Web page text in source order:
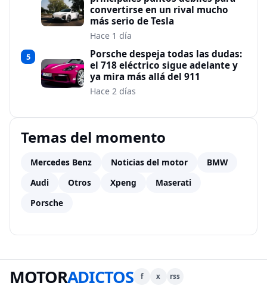
convertirse en un rival mucho
más serio de Tesla
Hace 1 día
5
Porsche despeja todas las dudas:
el 718 eléctrico sigue adelante y
ya mira más allá del 911
Hace 2 días
Temas del momento
Mercedes Benz Noticias del motor
BMW
Audi
Otros Xpeng
Maserati
Porsche
MOTORADICTOS f x rss